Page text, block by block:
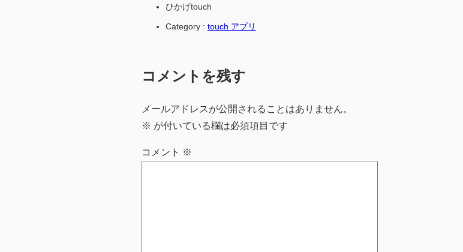
ひかげtouch
Category : touch アプリ
コメントを残す
メールアドレスが公開されることはありません。
※ が付いている欄は必須項目です
コメント ※